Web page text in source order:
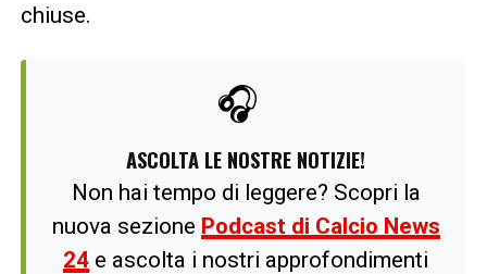
chiuse.
🎧
ASCOLTA LE NOSTRE NOTIZIE!
Non hai tempo di leggere? Scopri la
nuova sezione Podcast di Calcio News
24 e ascolta i nostri approfondimenti